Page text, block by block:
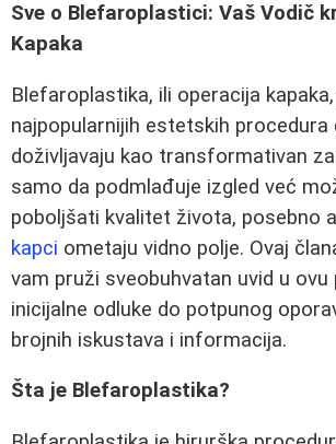
Sve o Blefaroplastici: Vaš Vodič
Kapaka
Blefaroplastika, ili operacija
najpopularnijih estetskih procedura
doživljavaju kao transformativan
samo da podmlađuje izgled već
poboljšati kvalitet života, posebno
kapci ometaju vidno polje. Ovaj
vam pruži sveobuhvatan uvid u ovu
inicijalne odluke do potpunog
brojnih iskustava i informacija.
Šta je Blefaroplastika?